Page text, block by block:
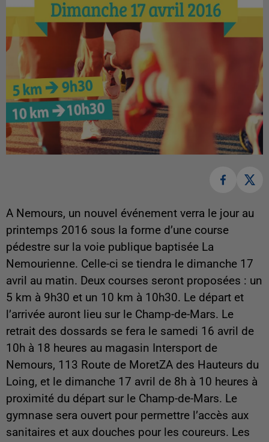
A Nemours, un nouvel événement verra le jour au
printemps 2016 sous la forme d’une course
pédestre sur la voie publique baptisée La
Nemourienne. Celle-ci se tiendra le dimanche 17
avril au matin. Deux courses seront proposées : un
5 km à 9h30 et un 10 km à 10h30. Le départ et
l’arrivée auront lieu sur le Champ-de-Mars. Le
retrait des dossards se fera le samedi 16 avril de
10h à 18 heures au magasin Intersport de
Nemours, 113 Route de MoretZA des Hauteurs du
Loing, et le dimanche 17 avril de 8h à 10 heures à
proximité du départ sur le Champ-de-Mars. Le
gymnase sera ouvert pour permettre l’accès aux
sanitaires et aux douches pour les coureurs. Les